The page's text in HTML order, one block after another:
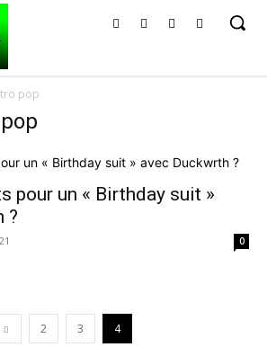
pop
pour un « Birthday suit »
?
0
2 3 4